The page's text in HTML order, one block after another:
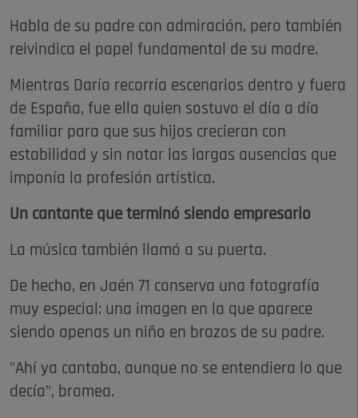
Habla de su padre con admiración, pero también
reivindica el papel fundamental de su madre.
Mientras Darío recorría escenarios dentro y fuera
de España, fue ella quien sostuvo el día a día
familiar para que sus hijos crecieran con
estabilidad y sin notar las largas ausencias que
imponía la profesión artística.
Un cantante que terminó siendo empresario
La música también llamó a su puerta.
De hecho, en Jaén 71 conserva una fotografía
muy especial: una imagen en la que aparece
siendo apenas un niño en brazos de su padre.
"Ahí ya cantaba, aunque no se entendiera lo que
decía", bromea.